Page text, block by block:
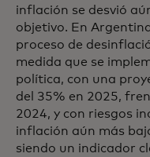
inflación se desvió
objetivo. En
proceso de
medida que se
política, con una
del 35% en 2025,
2024, y con riesgos
inflación aún más
siendo un indicador